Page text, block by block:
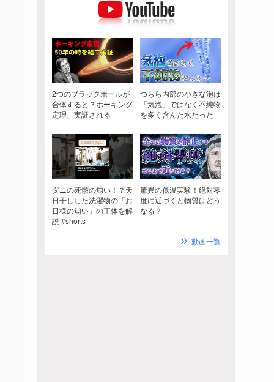
2つのブラックホールが
合体すると？ホーキング
定理、実証される
つらら内部の小さな泡は
「気泡」ではなく不純物
を多く含んだ水だった
ダニの死骸の匂い！？天
日干しした洗濯物の「お
日様の匂い」の正体を解
説 #shorts
驚異の低温実験！絶対零
度に近づくと物質はどう
なる？
動画一覧